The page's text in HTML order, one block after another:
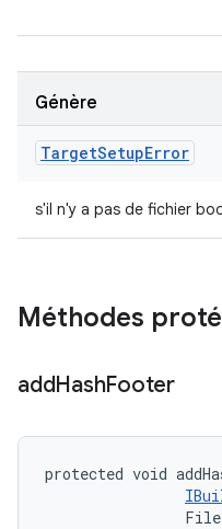
Génère
TargetSetupError
s'il n'y a pas de fichier
Méthodes
addHashFooter
protected void